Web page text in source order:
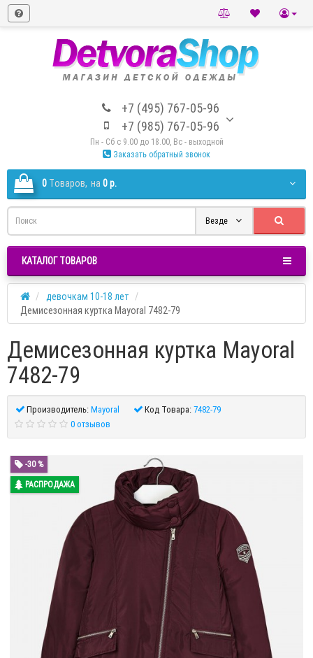
+7 (495) 767-05-96
+7 (985) 767-05-96
Пн - Сб с 9.00 до 18.00, Вс - выходной
Заказать обратный звонок
0 Tоваров, на 0 р.
Везде
КАТАЛОГ ТОВАРОВ
девочкам 10-18 лет
Демисезонная куртка Mayoral 7482-79
Демисезонная куртка Mayoral
7482-79
Производитель:Mayoral Код Товара:7482-79
0 отзывов
-30 %
РАСПРОДАЖА